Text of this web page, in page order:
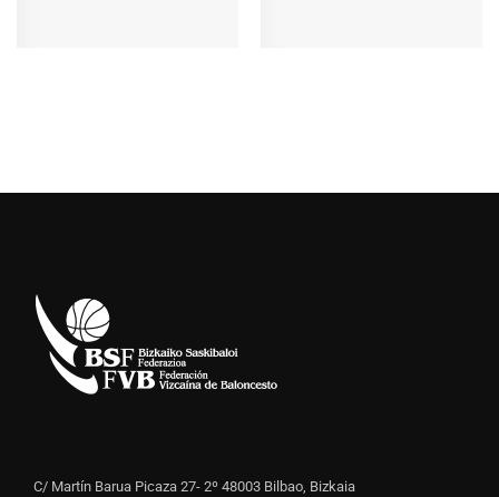
C/ Martín Barua Picaza 27- 2º 48003 Bilbao, Bizkaia